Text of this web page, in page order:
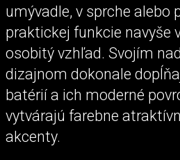
umývadle, v sprche alebo
praktickej funkcie navyše
osobitý vzhľad. Svojím
dizajnom dokonale
batérií a ich moderné
vytvárajú farebne
akcenty.